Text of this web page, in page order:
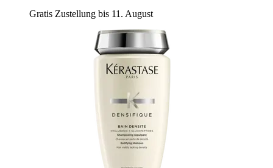
Gratis Zustellung bis 11. August